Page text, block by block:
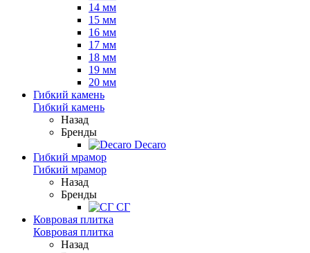
14 мм
15 мм
16 мм
17 мм
18 мм
19 мм
20 мм
Гибкий камень
Гибкий камень
Назад
Бренды
Decaro
Гибкий мрамор
Гибкий мрамор
Назад
Бренды
СГ
Ковровая плитка
Ковровая плитка
Назад